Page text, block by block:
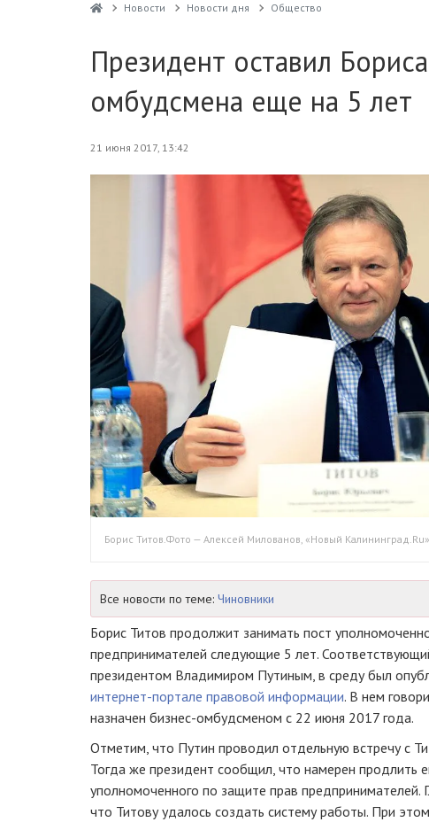
Новости Новости дня Общество
Президент оставил
омбудсмена еще на 5 лет
21 июня 2017, 13:42
Борис Титов.Фото — Алексей Милованов, «Новый Калининград.Ru».
Все новости по теме: Чиновники
Борис Титов продолжит занимать пост
предпринимателей следующие 5 лет.
президентом Владимиром Путиным, в среду был
интернет-портале правовой информации. В нем
назначен бизнес-омбудсменом с 22 июня 2017 года.
Отметим, что Путин проводил отдельную встречу с
Тогда же президент сообщил, что намерен продлить
уполномоченного по защите прав предпринимателей.
что Титову удалось создать систему работы. При